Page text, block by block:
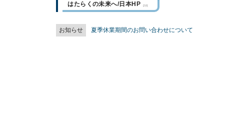
はたらくの未来へ/日本HP
お知らせ 夏季休業期間のお問い合わせについて